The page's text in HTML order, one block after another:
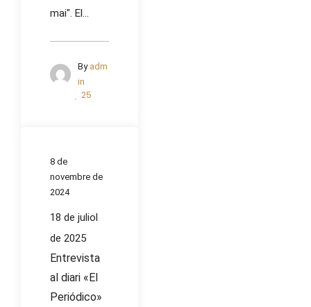
mai". El...
By adm
in
25
8 de
novembre de
2024
18 de juliol
de 2025
Entrevista
al diari «El
Periódico»